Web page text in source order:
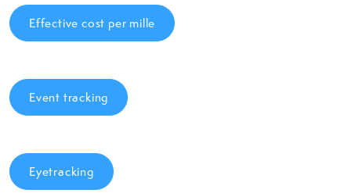
Effective cost per mille
Event tracking
Eyetracking